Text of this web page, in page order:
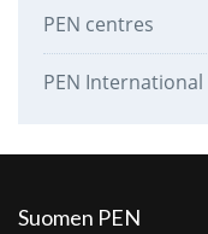
PEN centres
PEN International
Suomen PEN